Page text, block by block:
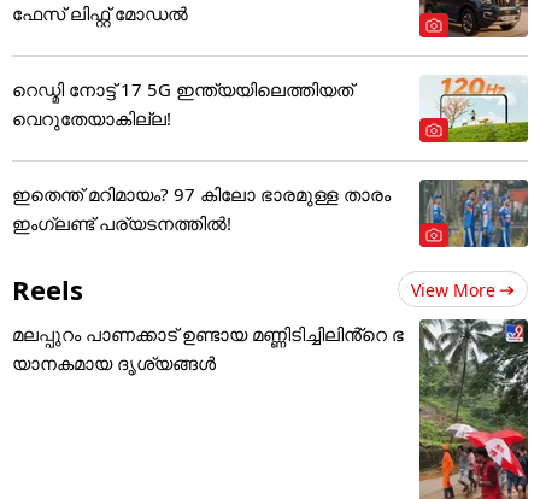
ഫേസ് ലിഫ്റ്റ് മോഡൽ
റെഡ്മി നോട്ട് 17 5G ഇന്ത്യയിലെത്തിയത്
വെറുതേയാകില്ല!
ഇതെന്ത് മറിമായം? 97 കിലോ ഭാരമുള്ള താരം
ഇംഗ്ലണ്ട് പര്യടനത്തില്‍!
Reels View More
മലപ്പുറം പാണക്കാട് ഉണ്ടായ മണ്ണിടിച്ചിലിൻ്റെ ഭ
യാനകമായ ദൃശ്യങ്ങൾ